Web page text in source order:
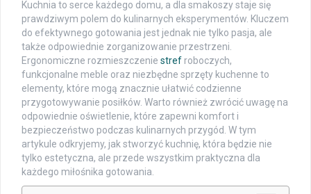
Kuchnia to serce każdego domu, a dla smakoszy staje się
prawdziwym polem do kulinarnych eksperymentów. Kluczem
do efektywnego gotowania jest jednak nie tylko pasja, ale
także odpowiednie zorganizowanie przestrzeni.
Ergonomiczne rozmieszczenie stref roboczych,
funkcjonalne meble oraz niezbędne sprzęty kuchenne to
elementy, które mogą znacznie ułatwić codzienne
przygotowywanie posiłków. Warto również zwrócić uwagę na
odpowiednie oświetlenie, które zapewni komfort i
bezpieczeństwo podczas kulinarnych przygód. W tym
artykule odkryjemy, jak stworzyć kuchnię, która będzie nie
tylko estetyczna, ale przede wszystkim praktyczna dla
każdego miłośnika gotowania.